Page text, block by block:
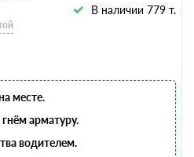
В наличии 779 т.
месте.
арматуру.
водителем.